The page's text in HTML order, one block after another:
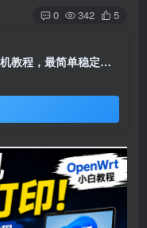
0 342 5
（官方推荐方案）OpenWrt安装打印机教程，最简单稳定的方法做网络打印服务器，路由器秒变共享打印机！支持安卓苹果手机打印！